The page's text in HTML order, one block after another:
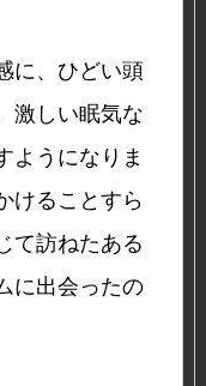
に、ひどい頭
激しい眠気な
ようになりま
けることすら
て訪ねたある
に出会ったの